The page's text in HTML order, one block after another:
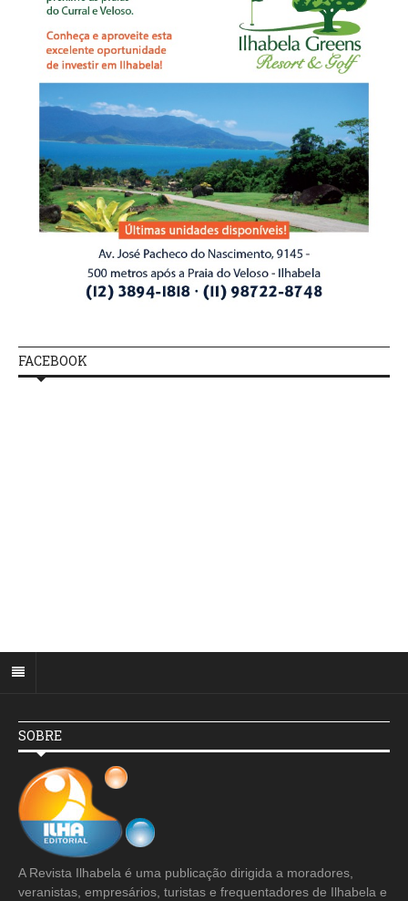
FACEBOOK
SOBRE
A Revista Ilhabela é uma publicação dirigida a moradores,
veranistas, empresários, turistas e frequentadores de Ilhabela e